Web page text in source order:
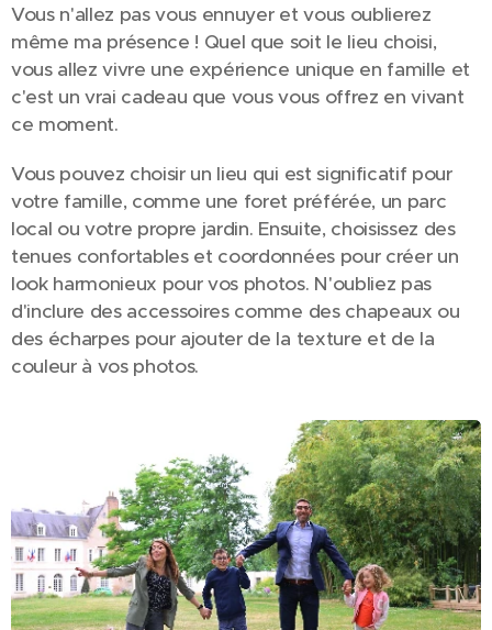
Vous n'allez pas vous ennuyer et vous oublierez
même ma présence ! Quel que soit le lieu choisi,
vous allez vivre une expérience unique en famille et
c'est un vrai cadeau que vous vous offrez en vivant
ce moment.
Vous pouvez choisir un lieu qui est significatif pour
votre famille, comme une foret préférée, un parc
local ou votre propre jardin. Ensuite, choisissez des
tenues confortables et coordonnées pour créer un
look harmonieux pour vos photos. N'oubliez pas
d'inclure des accessoires comme des chapeaux ou
des écharpes pour ajouter de la texture et de la
couleur à vos photos.